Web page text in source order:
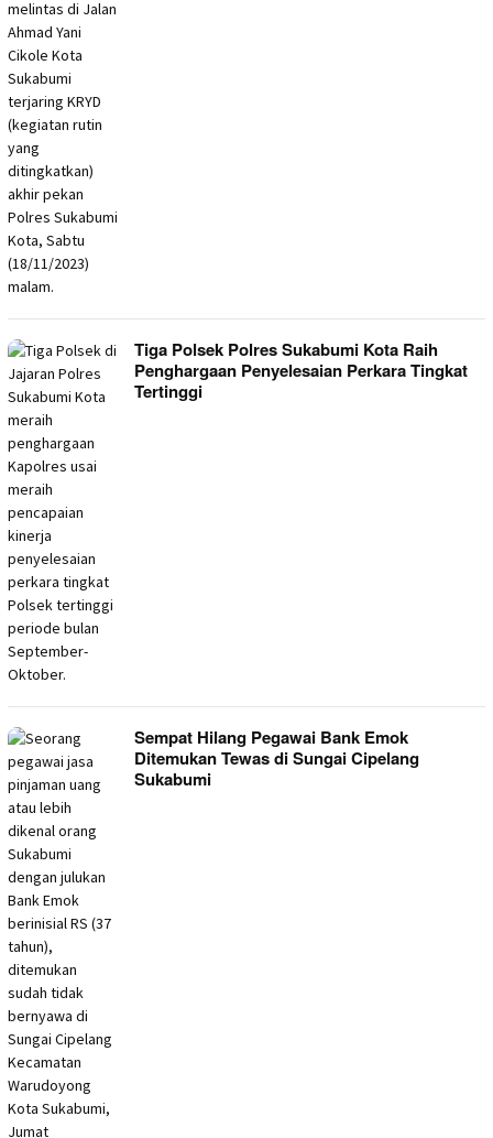
Tiga Polsek Polres Sukabumi Kota Raih
Penghargaan Penyelesaian Perkara Tingkat
Tertinggi
Sempat Hilang Pegawai Bank Emok
Ditemukan Tewas di Sungai Cipelang
Sukabumi